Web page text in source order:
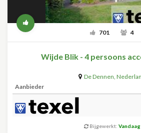
701 4
Wijde Blik - 4 persoons
De Dennen,
Aanbieder
Bijgewerkt: Vandaag